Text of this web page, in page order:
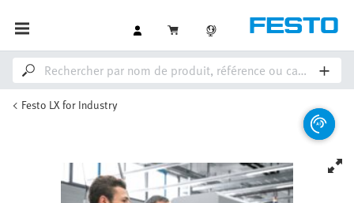
Festo LX for Industry